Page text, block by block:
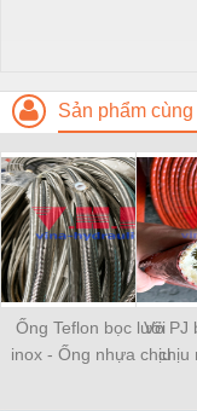
Sản phẩm
Ống Teflon bọc lưới
inox - Ống nhựa chịu
Vỏ PJ
chịu